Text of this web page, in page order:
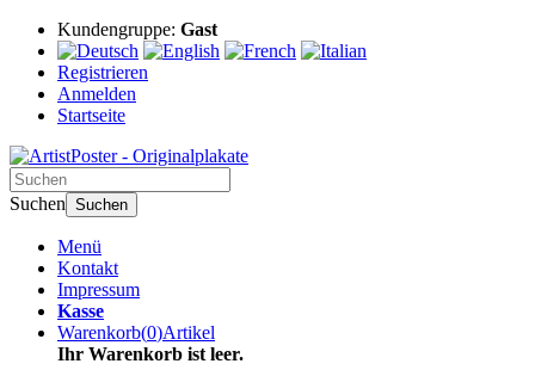
Kundengruppe: Gast
Registrieren
Anmelden
Startseite
Suchen Suchen
Menü
Kontakt
Impressum
Kasse
Warenkorb(0)Artikel
Ihr Warenkorb ist leer.